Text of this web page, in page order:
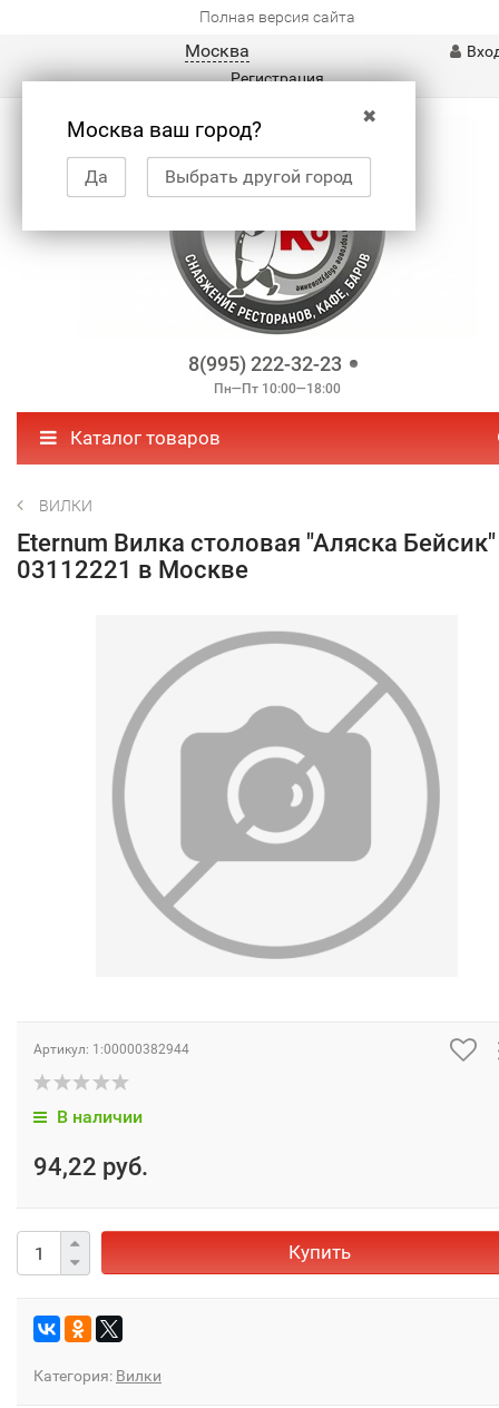
Полная версия сайта
Москва
✖
Москва ваш город?
Да Выбрать другой город
Регистрация
8(995) 222-32-23
Пн—Пт 10:00—18:00
Каталог товаров
ВИЛКИ
Eternum Вилка столовая "Аляска Бейсик"
03112221 в Москве
Артикул: 1:00000382944
В наличии
94,22 руб.
Купить
Категория: Вилки